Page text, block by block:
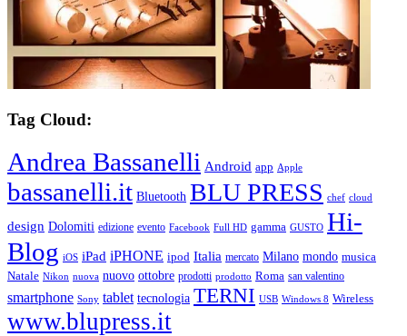
Tag Cloud:
Andrea Bassanelli Android app Apple
bassanelli.it Bluetooth BLU PRESS chef cloud
design Dolomiti edizione evento Facebook Full HD gamma GUSTO Hi-
Blog iOS iPad iPHONE ipod Italia mercato Milano mondo musica
Natale Nikon nuova nuovo ottobre prodotti prodotto Roma san valentino
smartphone Sony tablet tecnologia TERNI USB Windows 8 Wireless
www.blupress.it